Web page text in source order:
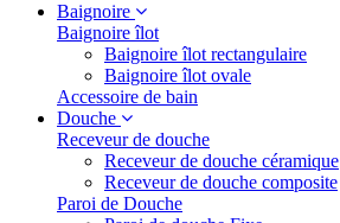
Baignoire
Baignoire îlot
Baignoire îlot rectangulaire
Baignoire îlot ovale
Accessoire de bain
Douche
Receveur de douche
Receveur de douche céramique
Receveur de douche composite
Paroi de Douche